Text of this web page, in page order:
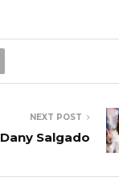
NEXT POST
Dany Salgado